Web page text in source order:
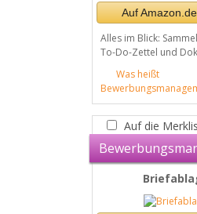
Auf
Alles im Blick:
To-Do-Zettel und
Was heißt
Auf die